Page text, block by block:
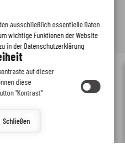
Kontaktformular -
GmbH
Stand
Benachrichtigungen senden
ausschließlich essentielle Daten
wichtige Funktionen der Website
in der Datenschutzerklärung
auf dieser
diese
"Kontrast"
Schließen